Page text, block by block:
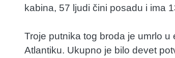
kabina, 57 ljudi čini posadu i ima
Troje putnika tog broda je umrlo
Atlantiku. Ukupno je bilo devet